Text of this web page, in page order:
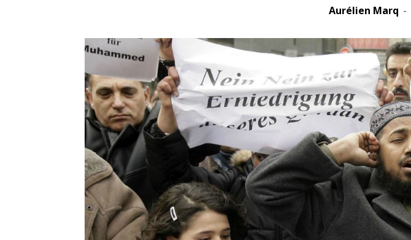
Aurélien Marq -